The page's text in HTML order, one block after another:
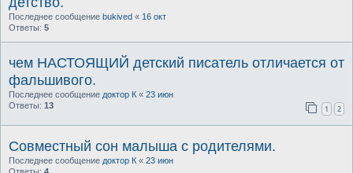
Последнее сообщение bukived « 16 окт
Ответы: 5
чем НАСТОЯЩИЙ детский писатель отличается от
фальшивого.
Последнее сообщение доктор К « 23 июн
Ответы: 13 1 2
Совместный сон малыша с родителями.
Последнее сообщение доктор К « 23 июн